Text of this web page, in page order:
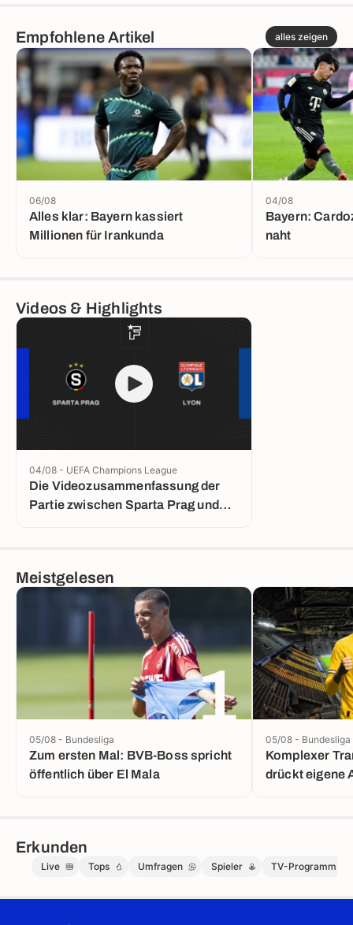
Empfohlene Artikel alles zeigen
Alles klar: Bayern kassiert
Millionen für Irankunda
06/08
Bayern:
naht
04/08
Videos & Highlights
Die Videozusammenfassung der
Partie zwischen Sparta Prag und
04/08 - UEFA Champions League
Meistgelesen
1
Zum ersten Mal: BVB-Boss spricht
öffentlich über El Mala
05/08 - Bundesliga
Komplexer
drückt eigene
05/08 - Bundesliga
Erkunden
Live Tops Umfragen Spieler TV-Programm